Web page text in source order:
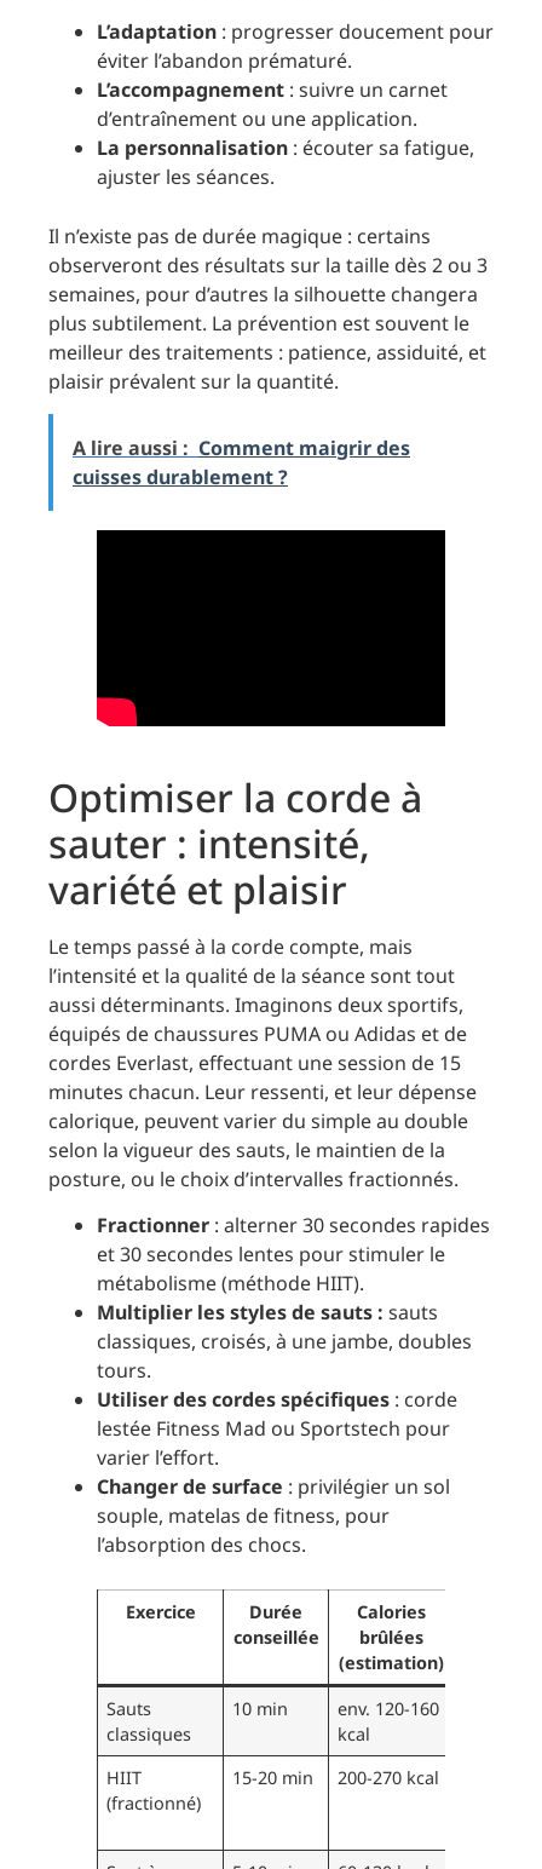
L’adaptation : progresser doucement pour
éviter l’abandon prématuré.
L’accompagnement : suivre un carnet
d’entraînement ou une application.
La personnalisation : écouter sa fatigue,
ajuster les séances.
Il n’existe pas de durée magique : certains
observeront des résultats sur la taille dès 2 ou 3
semaines, pour d’autres la silhouette changera
plus subtilement. La prévention est souvent le
meilleur des traitements : patience, assiduité, et
plaisir prévalent sur la quantité.
A lire aussi : Comment maigrir des
cuisses durablement ?
Optimiser la corde à
sauter : intensité,
variété et plaisir
Le temps passé à la corde compte, mais
l’intensité et la qualité de la séance sont tout
aussi déterminants. Imaginons deux sportifs,
équipés de chaussures PUMA ou Adidas et de
cordes Everlast, effectuant une session de 15
minutes chacun. Leur ressenti, et leur dépense
calorique, peuvent varier du simple au double
selon la vigueur des sauts, le maintien de la
posture, ou le choix d’intervalles fractionnés.
Fractionner : alterner 30 secondes rapides
et 30 secondes lentes pour stimuler le
métabolisme (méthode HIIT).
Multiplier les styles de sauts : sauts
classiques, croisés, à une jambe, doubles
tours.
Utiliser des cordes spécifiques : corde
lestée Fitness Mad ou Sportstech pour
varier l’effort.
Changer de surface : privilégier un sol
souple, matelas de fitness, pour
l’absorption des chocs.
Exercice
Durée
conseillée
Calories
brûlées
(estimation)
Sauts
classiques
10 min
env. 120-160
kcal
HIIT
(fractionné)
15-20 min 200-270 kcal